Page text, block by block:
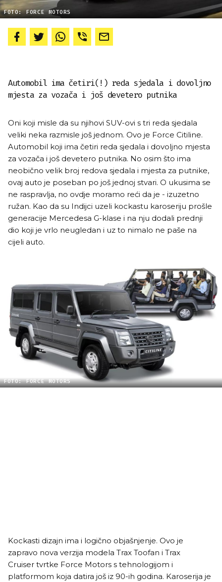
FOTO: FORCE MOTORS
Automobil ima četiri(!) reda sjedala i dovoljno
mjesta za vozača i još devetero putnika
Oni koji misle da su njihovi SUV-ovi s tri reda sjedala
veliki neka razmisle još jednom. Ovo je Force Citiline.
Automobil koji ima četiri reda sjedala i dovoljno mjesta
za vozača i još devetero putnika. No osim što ima
neobično velik broj redova sjedala i mjesta za putnike,
ovaj auto je poseban po još jednoj stvari. O ukusima se
ne raspravlja, no ovdje moramo reći da je - izuzetno
ružan. Kao da su Indijci uzeli kockastu karoseriju prošle
generacije Mercedesa G-klase i na nju dodali prednji
dio koji je vrlo neugledan i uz to nimalo ne paše na
cijeli auto.
FOTO: FORCE MOTORS
Kockasti dizajn ima i logično objašnjenje. Ovo je
zapravo nova verzija modela Trax Toofan i Trax
Cruiser tvrtke Force Motors s tehnologijom i
platformom koja datira još iz 90-ih godina. Karoserija je